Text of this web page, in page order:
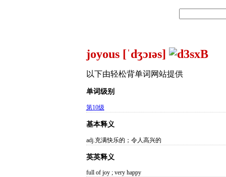
joyous [ˈdʒɔɪəs]
以下由轻松背单词网站提供
单词级别
第10级
基本释义
adj.充满快乐的；令人高兴的
英英释义
full of joy ; very happy